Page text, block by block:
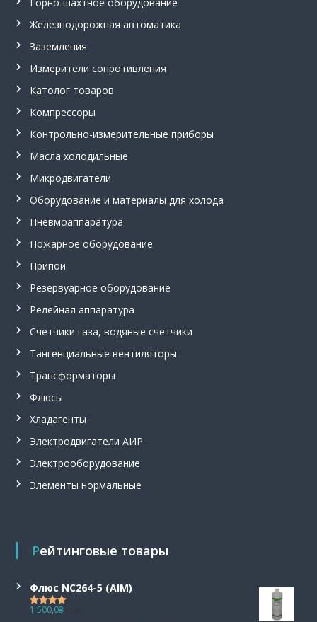
Железнодорожная автоматика
Заземления
Измерители сопротивления
Католог товаров
Компрессоры
Контрольно-измерительные приборы
Масла холодильные
Микродвигатели
Оборудование и материалы для холода
Пневмоаппаратура
Пожарное оборудование
Припои
Резервуарное оборудование
Релейная аппаратура
Счетчики газа, водяные счетчики
Тангенциальные вентиляторы
Трансформаторы
Флюсы
Хладагенты
Электродвигатели АИР
Электрооборудование
Элементы нормальные
Рейтинговые товары
Флюс NC264-5 (AIM)
Оценка5.00
1 500,0₴